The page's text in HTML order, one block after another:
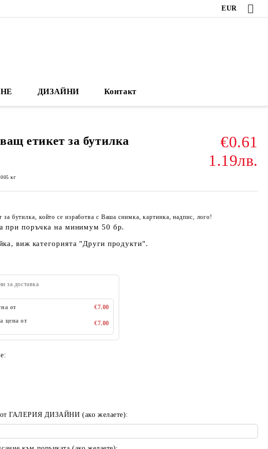
EUR
ДИЗАЙНИ Контакт
етикет за бутилка
€0.61
1.19лв.
кг
за бутилка, който се изработва с Ваша снимка, картинка, надпис, лого!
при поръчка на минимум 50 бр.
виж категорията "Други продукти".
за доставка
от
€7.00
цена от
€7.00
от ГАЛЕРИЯ ДИЗАЙНИ (ако желаете):